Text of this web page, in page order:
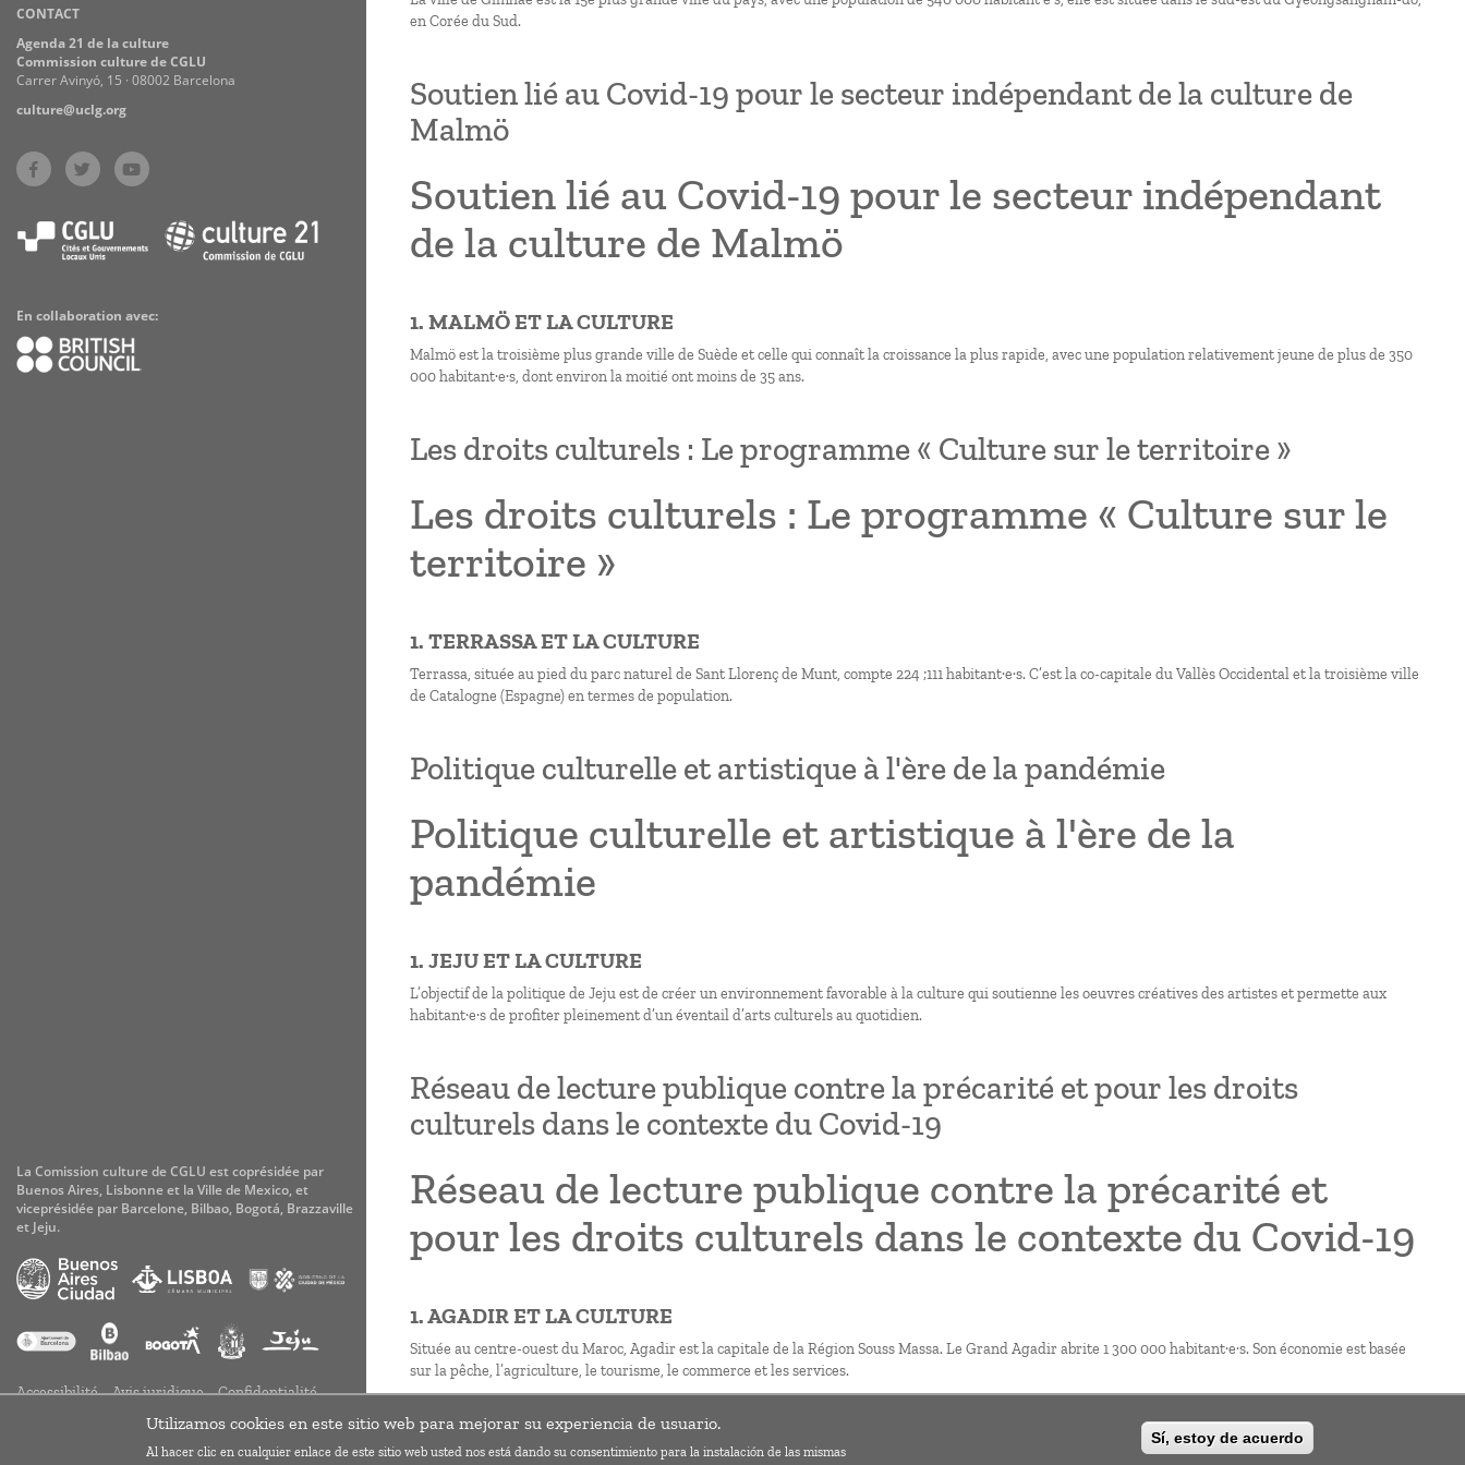
Practices
CONTACT
Agenda 21 de la culture
Commission culture de CGLU
Carrer Avinyó, 15 · 08002 Barcelona
culture@uclg.org
La Comission culture de CGLU est coprésidée par
Buenos Aires, Lisbonne et la Ville de Mexico, et
viceprésidée par Barcelone, Bilbao, Bogotá, Brazzaville
et Jeju.
En collaboration avec:
Accessibilité Avis juridique
Confidentialité
en Corée du Sud.
Soutien lié au Covid-19 pour le secteur indépendant de la culture de
Malmö
Soutien lié au Covid-19 pour le secteur indépendant
de la culture de Malmö
1. MALMÖ ET LA CULTURE
Malmö est la troisième plus grande ville de Suède et celle qui connaît la croissance la plus rapide, avec une population relativement jeune de plus de 350
000 habitant·e·s, dont environ la moitié ont moins de 35 ans.
Les droits culturels : Le programme « Culture sur le territoire »
Les droits culturels : Le programme « Culture sur le
territoire »
1. TERRASSA ET LA CULTURE
Terrassa, située au pied du parc naturel de Sant Llorenç de Munt, compte 224 ;111 habitant·e·s. C’est la co-capitale du Vallès Occidental et la troisième ville
de Catalogne (Espagne) en termes de population.
Politique culturelle et artistique à l'ère de la pandémie
Politique culturelle et artistique à l'ère de la
pandémie
1. JEJU ET LA CULTURE
L’objectif de la politique de Jeju est de créer un environnement favorable à la culture qui soutienne les oeuvres créatives des artistes et permette aux
habitant·e·s de profiter pleinement d’un éventail d’arts culturels au quotidien.
Réseau de lecture publique contre la précarité et pour les droits
culturels dans le contexte du Covid-19
Réseau de lecture publique contre la précarité et
pour les droits culturels dans le contexte du Covid-19
1. AGADIR ET LA CULTURE
Située au centre-ouest du Maroc, Agadir est la capitale de la Région Souss Massa. Le Grand Agadir abrite 1 300 000 habitant·e·s. Son économie est basée
sur la pêche, l’agriculture, le tourisme, le commerce et les services.
S'abonner à Précarité
Utilizamos cookies en este sitio web para mejorar su experiencia de usuario.
Al hacer clic en cualquier enlace de este sitio web usted nos está dando su consentimiento para la instalación de las mismas
Sí, estoy de acuerdo